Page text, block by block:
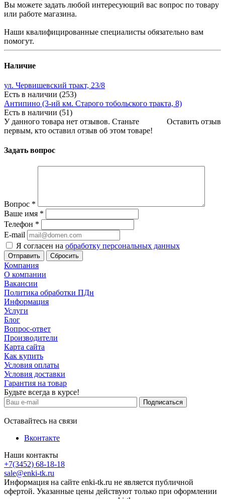
Вы можете задать любой интересующий вас вопрос по товару
или работе магазина.
Наши квалифицированные специалисты обязательно вам
помогут.
Наличие
ул. Червишевский тракт, 23/8
Есть в наличии (253)
Антипино (3-ий км. Старого тобольского тракта, 8)
Есть в наличии (51)
Оставить отзыв
У данного товара нет отзывов. Станьте
первым, кто оставил отзыв об этом товаре!
Задать вопрос
Вопрос *
Ваше имя *
Телефон *
E-mail
Я согласен на обработку персональных данных
Сбросить
Компания
О компании
Вакансии
Политика обработки ПДн
Информация
Услуги
Блог
Вопрос-ответ
Производители
Карта сайта
Как купить
Условия оплаты
Условия доставки
Гарантия на товар
Будьте всегда в курсе!
Оставайтесь на связи
Вконтакте
Наши контакты
+7(3452) 68-18-18
sale@enki-tk.ru
Информация на сайте enki-tk.ru не является публичной
офертой. Указанные цены действуют только при оформлении